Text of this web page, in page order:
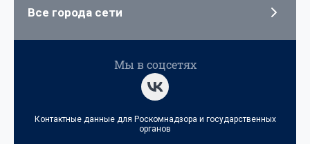
Все города сети
Мы в соцсетях
Контактные данные для Роскомнадзора и государственных
органов